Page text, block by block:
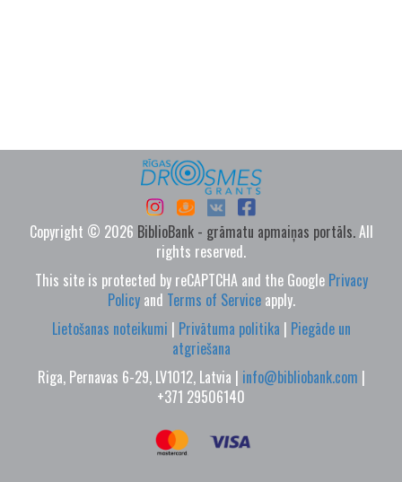
Copyright © 2026 BiblioBank - grāmatu apmaiņas portāls.All
rights reserved.
This site is protected by reCAPTCHA and the Google Privacy
Policyand Terms of Serviceapply.
Lietošanas noteikumi | Privātuma politika | Piegāde un
atgriešana
Riga, Pernavas 6-29, LV1012, Latvia | info@bibliobank.com |
+371 29506140